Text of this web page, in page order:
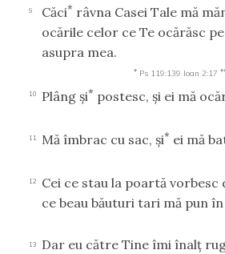
9 Căci* râvna Casei Tale mă
ocările celor ce Te ocărăsc
asupra mea.
* Ps 119:139 Ioan 2:17
10 Plâng şi* postesc, şi ei mă
11 Mă îmbrac cu sac, şi* ei mă
12 Cei ce stau la poartă vorbesc
ce beau băuturi tari mă pun
13
Dar eu către Tine îmi înalţ